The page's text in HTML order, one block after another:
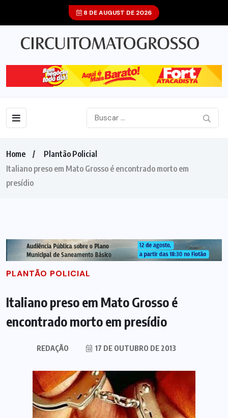
8 DE AUGUST DE 2026
Home
Plantão Policial
Italiano preso em Mato Grosso é encontrado morto em
presídio
PLANTÃO POLICIAL
Italiano preso em Mato Grosso é
encontrado morto em presídio
REDAÇÃO 17 DE OUTUBRO DE 2013